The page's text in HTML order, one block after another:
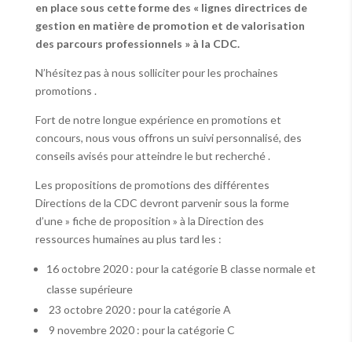
en place sous cette forme des « lignes directrices de
gestion en matière de promotion et de valorisation
des parcours professionnels » à la CDC.
N’hésitez pas à nous solliciter pour les prochaines
promotions .
Fort de notre longue expérience en promotions et
concours, nous vous offrons un suivi personnalisé, des
conseils avisés pour atteindre le but recherché .
Les propositions de promotions des différentes
Directions de la CDC devront parvenir sous la forme
d’une » fiche de proposition » à la Direction des
ressources humaines au plus tard les :
16 octobre 2020 : pour la catégorie B classe normale et
classe supérieure
23 octobre 2020 : pour la catégorie A
9 novembre 2020 : pour la catégorie C